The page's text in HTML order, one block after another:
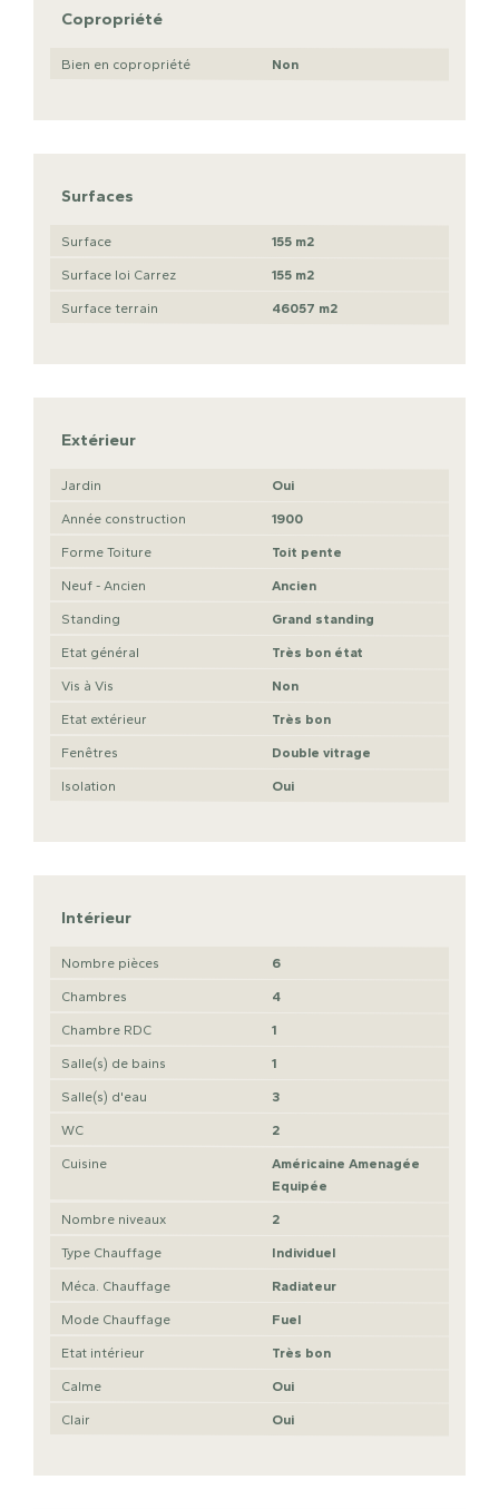
Copropriété
Bien en copropriété Non
Surfaces
Surface 155 m2
Surface loi Carrez 155 m2
Surface terrain 46057 m2
Extérieur
Jardin Oui
Année construction 1900
Forme Toiture Toit pente
Neuf - Ancien Ancien
Standing Grand standing
Etat général Très bon état
Vis à Vis Non
Etat extérieur Très bon
Fenêtres Double vitrage
Isolation Oui
Intérieur
Nombre pièces 6
Chambres 4
Chambre RDC 1
Salle(s) de bains 1
Salle(s) d'eau 3
WC 2
Cuisine
Américaine Amenagée
Equipée
Nombre niveaux 2
Type Chauffage Individuel
Méca. Chauffage Radiateur
Mode Chauffage Fuel
Etat intérieur Très bon
Calme Oui
Clair Oui